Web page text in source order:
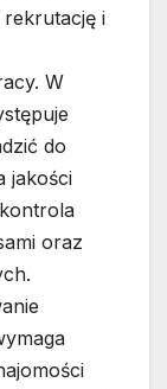
i
W
do
jakości
oraz